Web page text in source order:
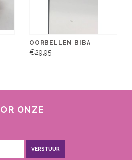
OORBELLEN BIBA
€29,95
ONZE
VERSTUUR